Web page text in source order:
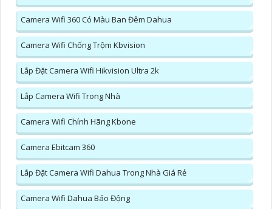
Camera Wifi 360 Có Màu Ban Đêm Dahua
Camera Wifi Chống Trộm Kbvision
Lắp Đặt Camera Wifi Hikvision Ultra 2k
Lắp Camera Wifi Trong Nhà
Camera Wifi Chính Hãng Kbone
Camera Ebitcam 360
Lắp Đặt Camera Wifi Dahua Trong Nhà Giá Rẻ
Camera Wifi Dahua Báo Động